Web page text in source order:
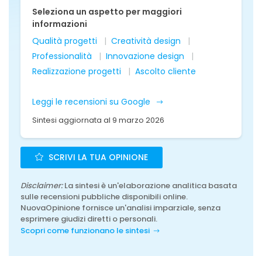
Seleziona un aspetto per maggiori
informazioni
Qualità progetti
Creatività design
Professionalità
Innovazione design
Realizzazione progetti
Ascolto cliente
Leggi le recensioni su Google
Sintesi aggiornata al 9 marzo 2026
SCRIVI LA TUA OPINIONE
Disclaimer:La sintesi è un'elaborazione analitica basata
sulle recensioni pubbliche disponibili online.
NuovaOpinione fornisce un'analisi imparziale, senza
esprimere giudizi diretti o personali.
Scopri come funzionano le sintesi